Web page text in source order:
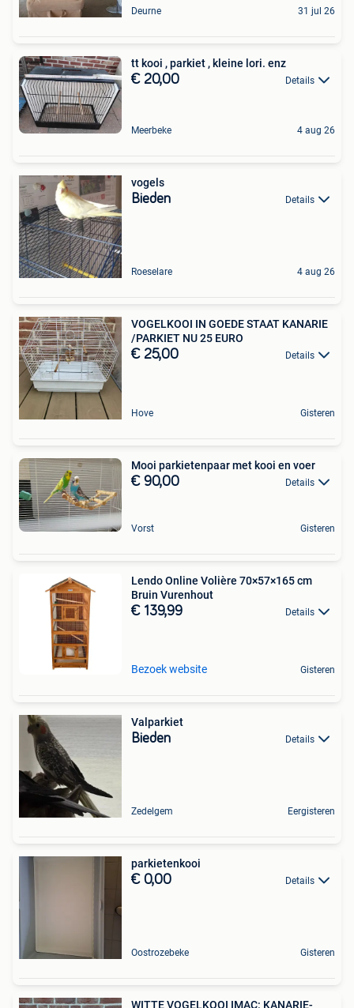
Deurne 31 jul 26
tt kooi , parkiet , kleine lori. enz
€ 20,00 Details
Meerbeke 4 aug 26
vogels
Bieden Details
Roeselare 4 aug 26
VOGELKOOI IN GOEDE STAAT KANARIE
/PARKIET NU 25 EURO
€ 25,00 Details
Hove Gisteren
Mooi parkietenpaar met kooi en voer
€ 90,00 Details
Vorst Gisteren
Lendo Online Volière 70×57×165 cm
Bruin Vurenhout
€ 139,99 Details
Bezoek website Gisteren
Valparkiet
Bieden Details
Zedelgem Eergisteren
parkietenkooi
€ 0,00 Details
Oostrozebeke Gisteren
WITTE VOGELKOOI IMAC: KANARIE-